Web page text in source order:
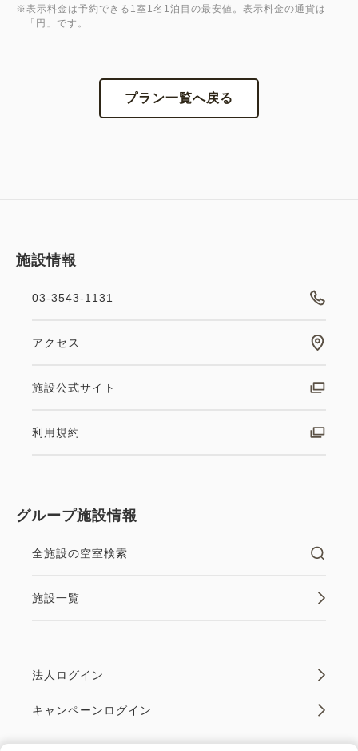
※表示料金は予約できる1室1名1泊目の最安値。表示料金の通貨は
「円」です。
プラン一覧へ戻る
施設情報
03-3543-1131
アクセス
施設公式サイト
利用規約
グループ施設情報
全施設の空室検索
施設一覧
法人ログイン
キャンペーンログイン